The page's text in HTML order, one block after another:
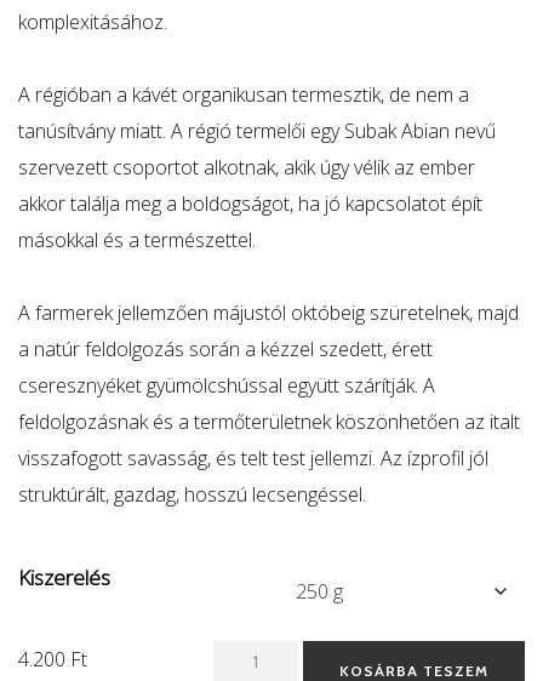
komplexitásához.
A régióban a kávét organikusan termesztik, de nem a
tanúsítvány miatt. A régió termelői egy Subak Abian nevű
szervezett csoportot alkotnak, akik úgy vélik az ember
akkor találja meg a boldogságot, ha jó kapcsolatot épít
másokkal és a természettel.
A farmerek jellemzően májustól októbeig szüretelnek, majd
a natúr feldolgozás során a kézzel szedett, érett
cseresznyéket gyümölcshússal együtt szárítják. A
feldolgozásnak és a termőterületnek köszönhetően az italt
visszafogott savasság, és telt test jellemzi. Az ízprofil jól
struktúrált, gazdag, hosszú lecsengéssel.
Kiszerelés
4.200 Ft KOSÁRBA TESZEM